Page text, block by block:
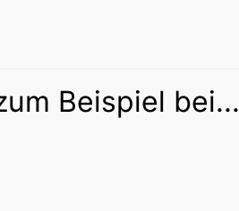
Beispiel bei...